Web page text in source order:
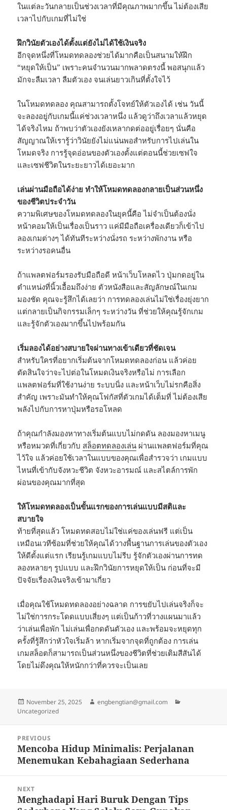
ในแต่ละวันกลายเป็นช่วงเวลาที่มีคุณภาพมากขึ้น ไม่ต้องเสีย
เวลาไปกับเกมที่ไม่ใช่
ฝึกวินัยตัวเองได้ตั้งแต่ยังไม่ได้ใช้เงินจริง
อีกจุดหนึ่งที่โหมดทดลองช่วยได้มากคือเป็นสนามให้ฝึก
“หยุดให้เป็น” เพราะคนจำนวนมากพลาดตรงนี้ พอสนุกแล้ว
มักจะลืมเวลา ลืมตัวเอง จนเล่นยาวเกินที่ตั้งใจไว้
ในโหมดทดลอง คุณสามารถตั้งโจทย์ให้ตัวเองได้ เช่น วันนี้
จะลองอยู่กับเกมนี้แค่ช่วงเวลาหนึ่ง แล้วดูว่าถึงเวลาแล้วหยุด
ได้จริงไหม ถ้าพบว่าตัวเองยังเหลากดต่ออยู่เรื่อยๆ นั่นคือ
สัญญาณให้เรารู้ว่าวินัยยังไม่แน่นพอสำหรับการไปเล่นใน
โหมดจริง การรู้จุดอ่อนของตัวเองตั้งแต่ตอนนี้ช่วยเซฟใจ
และเซฟชีวิตในระยะยาวได้เยอะมาก
เล่นผ่านมือถือได้ง่าย ทำให้โหมดทดลองกลายเป็นส่วนหนึ่ง
ของชีวิตประจำวัน
ความพิเศษของโหมดทดลองในยุคนี้คือ ไม่จำเป็นต้องนั่ง
หน้าคอมให้เป็นเรื่องเป็นราว แค่มีมือถือเครื่องเดียวก็เข้าไป
ลองเกมต่างๆ ได้ทันทีระหว่างนั่งรถ ระหว่างพักงาน หรือ
ระหว่างรอคนอื่น
ถ้าแพลตฟอร์มรองรับมือถือดี หน้าเว็บโหลดไว ปุ่มกดอยู่ใน
ตำแหน่งที่นิ้วเอื้อมถึงง่าย ตัวหนังสือและสัญลักษณ์ในเกม
มองชัด คุณจะรู้สึกได้เลยว่า การทดลองเล่นไม่ใช่เรื่องยุ่งยาก
แต่กลายเป็นกิจกรรมเล็กๆ ระหว่างวัน ที่ช่วยให้คุณรู้จักเกม
และรู้จักตัวเองมากขึ้นไปพร้อมกัน
เริ่มลองได้อย่างสบายใจผ่านทางเข้าเดียวที่ชัดเจน
สำหรับใครที่อยากเริ่มต้นจากโหมดทดลองก่อน แล้วค่อย
ตัดสินใจว่าจะไปต่อในโหมดเงินจริงหรือไม่ การเลือก
แพลตฟอร์มที่ใช้งานง่าย ระบบนิ่ง และหน้าเว็บไม่รกคือสิ่ง
สำคัญ เพราะมันทำให้คุณโฟกัสที่ตัวเกมได้เต็มที่ ไม่ต้องเสีย
พลังไปกับการหาปุ่มหรือรอโหลด
ถ้าคุณกำลังมองหาทางเริ่มต้นแบบไม่กดดัน ลองมองหาเมนู
หรือหมวดที่เกี่ยวกับ สล็อตทดลองเล่น ผ่านแพลตฟอร์มที่คุณ
ไว้ใจ แล้วค่อยใช้เวลาในแบบของคุณเพื่อสำรวจว่า เกมแบบ
ไหนที่เข้ากับจังหวะชีวิต จังหวะอารมณ์ และสไตล์การพัก
ผ่อนของคุณมากที่สุด
ให้โหมดทดลองเป็นขั้นแรกของการเล่นแบบมีสติและ
สบายใจ
ท้ายที่สุดแล้ว โหมดทดสอบไม่ใช่แค่ของเล่นฟรี แต่เป็น
เหมือนเวทีซ้อมที่ช่วยให้คุณได้วางพื้นฐานการเล่นของตัวเอง
ให้ดีตั้งแต่แรก เรียนรู้เกมแบบไม่รีบ รู้จักตัวเองผ่านการทด
ลองหลายๆ รูปแบบ และฝึกวินัยการหยุดให้เป็น ก่อนที่จะมี
ปัจจัยเรื่องเงินจริงเข้ามาเกี่ยว
เมื่อคุณใช้โหมดทดลองอย่างฉลาด การขยับไปเล่นจริงก็จะ
ไม่ใช่การกระโดดแบบเสี่ยงๆ แต่เป็นก้าวที่วางแผนมาแล้ว
ว่าเล่นเพื่อพัก ไม่เล่นเพื่อกดดันตัวเอง และพร้อมจะหยุดทุก
ครั้งที่รู้สึกว่าหัวใจเริ่มล้า หากเริ่มจากจุดที่ถูกต้อง การเล่น
เกมสล็อตก็สามารถเป็นส่วนหนึ่งของชีวิตที่ช่วยเติมสีสันได้
โดยไม่ดึงคุณให้หนักกว่าที่ควรจะเป็นเลย
Posted
on
November 25, 2025 Author
engbengtian@gmail.com
Uncategorized
navigation
PREVIOUS
Previous
post:
Mencoba Hidup Minimalis: Perjalanan
Menemukan Kebahagiaan Sederhana
NEXT
Next
Menghadapi Hari Buruk Dengan Tips